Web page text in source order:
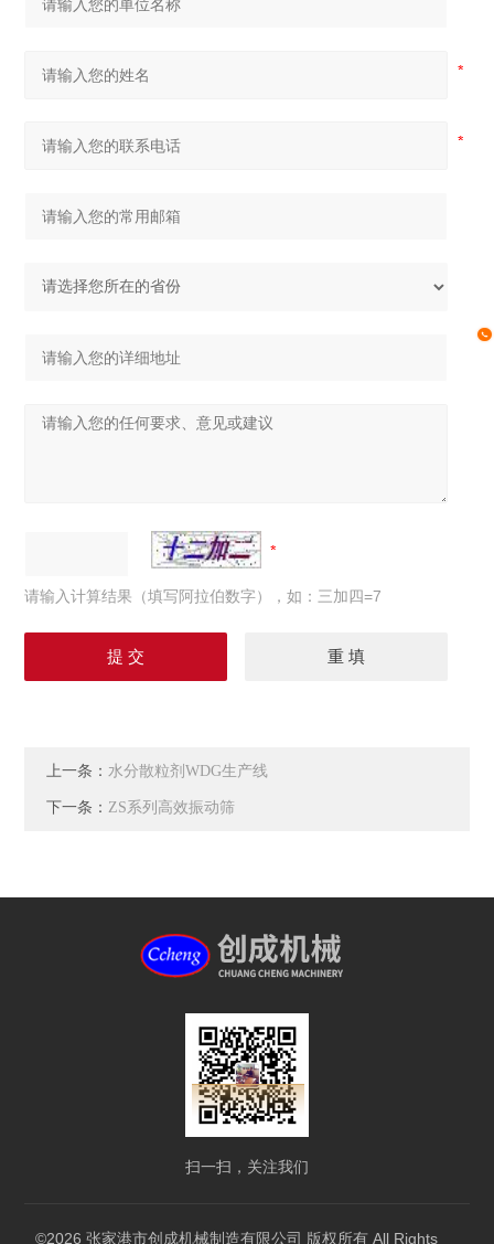
请输入计算结果（填写阿拉伯数字），如：三加四=7
上一条： 水分散粒剂WDG生产线
下一条： ZS系列高效振动筛
扫一扫，关注我们
©2026 张家港市创成机械制造有限公司 版权所有 All Rights